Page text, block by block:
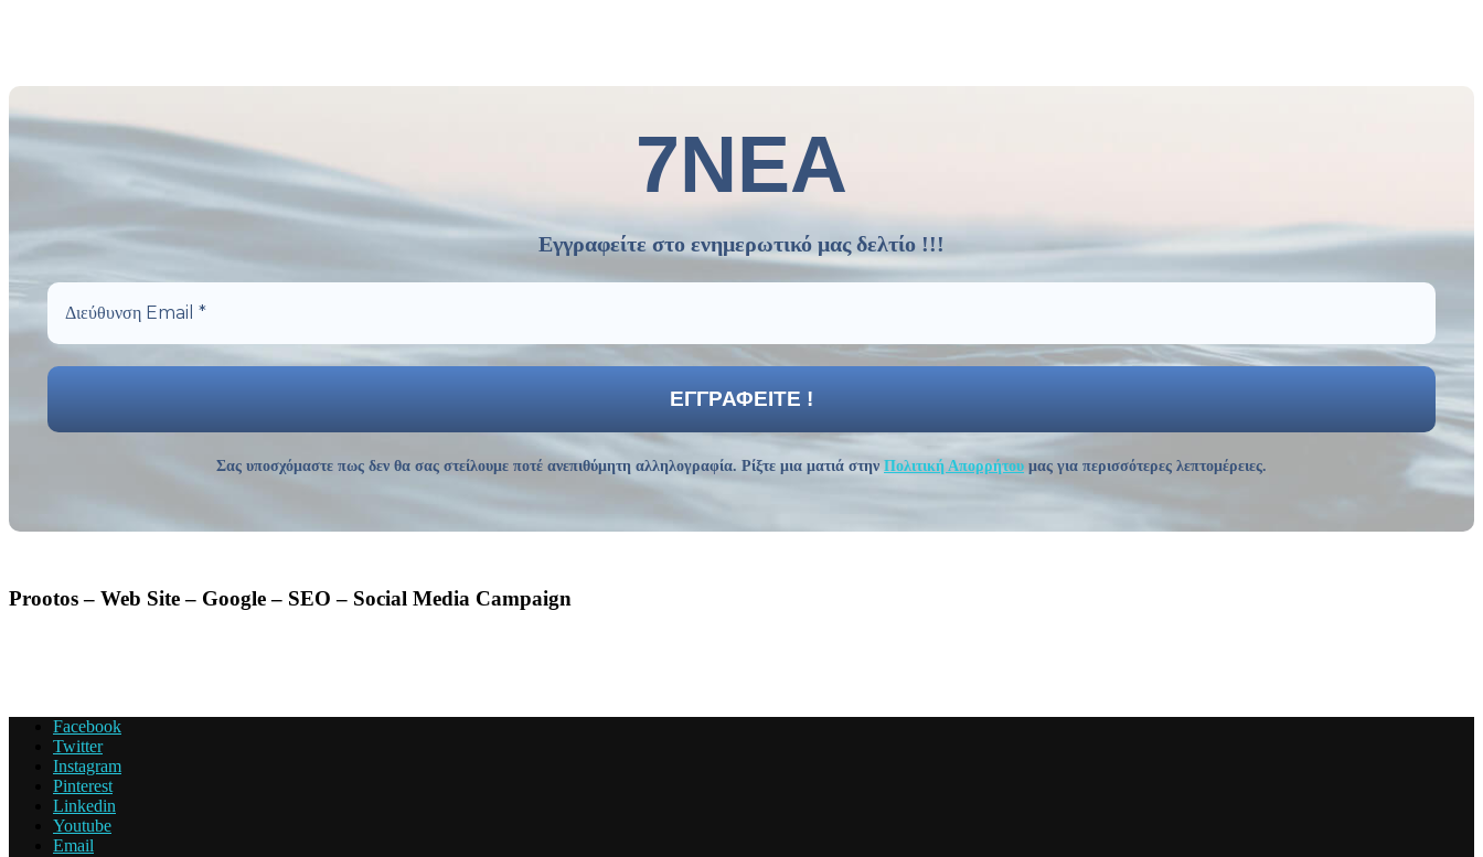
7ΝΕΑ
Εγγραφείτε στο ενημερωτικό μας δελτίο !!!
Σας υποσχόμαστε πως δεν θα σας στείλουμε ποτέ ανεπιθύμητη αλληλογραφία. Ρίξτε μια ματιά στην Πολιτική Απορρήτου μας για περισσότερες λεπτομέρειες.
Prootos – Web Site – Google – SEO – Social Media Campaign
Facebook
Twitter
Instagram
Pinterest
Linkedin
Youtube
Email